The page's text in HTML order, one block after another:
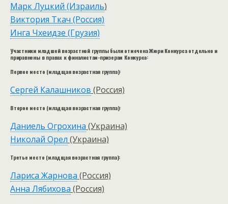
Марк Луцкий (Израиль)
Виктория Ткач (Россия)
Инга Чхеидзе (Грузия)
Участники младшей возрастной группы были отмечена Жюри Конкурса отдельно и
приравнены в правах к финалистам-призерам Конкурса:
Первое место (младщая возрастная группа):
Сергей Калашников (Россия)
Второе место (младщая возрастная группа):
Даниель Огрохина (Украина)
Николай Орел (Украина)
Третье место (младщая возрастная группа):
Лариса Жарнова (Россия)
Анна Лябихова (Россия)